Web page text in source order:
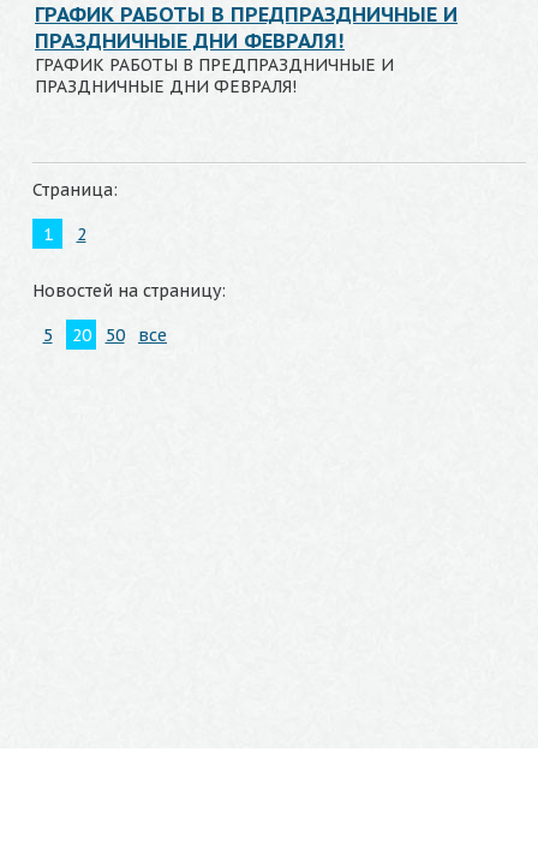
ГРАФИК РАБОТЫ В ПРЕДПРАЗДНИЧНЫЕ И
ПРАЗДНИЧНЫЕ ДНИ ФЕВРАЛЯ!
ГРАФИК РАБОТЫ В ПРЕДПРАЗДНИЧНЫЕ И
ПРАЗДНИЧНЫЕ ДНИ ФЕВРАЛЯ!
Страница:
1 2
Новостей на страницу:
5 20 50 все